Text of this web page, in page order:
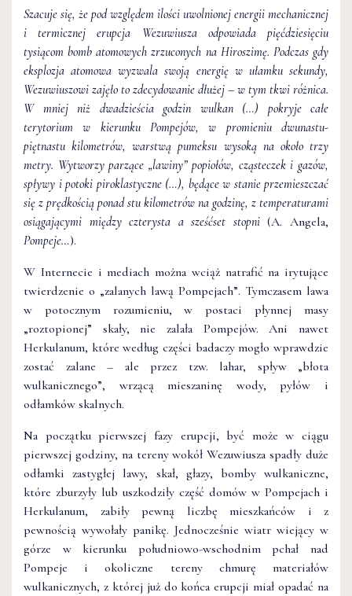
Szacuje się, że pod względem ilości uwolnionej energii mechanicznej
i termicznej erupcja Wezuwiusza odpowiada pięćdziesięciu
tysiącom bomb atomowych zrzuconych na Hiroszimę. Podczas gdy
eksplozja atomowa wyzwala swoją energię w ułamku sekundy,
Wezuwiuszowi zajęło to zdecydowanie dłużej – w tym tkwi różnica.
W mniej niż dwadzieścia godzin wulkan (…) pokryje całe
terytorium w kierunku Pompejów, w promieniu dwunastu-
piętnastu kilometrów, warstwą pumeksu wysoką na około trzy
metry. Wytworzy parzące „lawiny” popiołów, cząsteczek i gazów,
spływy i potoki piroklastyczne (…), będące w stanie przemieszczać
się z prędkością ponad stu kilometrów na godzinę, z temperaturami
osiągającymi między czterysta a sześćset stopni(A. Angela,
Pompeje…).
W Internecie i mediach można wciąż natrafić na irytujące
twierdzenie o „zalanych lawą Pompejach”. Tymczasem lawa
w potocznym rozumieniu, w postaci płynnej masy
„roztopionej” skały, nie zalała Pompejów. Ani nawet
Herkulanum, które według części badaczy mogło wprawdzie
zostać zalane – ale przez tzw. lahar, spływ „błota
wulkanicznego”, wrzącą mieszaninę wody, pyłów i
odłamków skalnych.
Na początku pierwszej fazy erupcji, być może w ciągu
pierwszej godziny, na tereny wokół Wezuwiusza spadły duże
odłamki zastygłej lawy, skał, głazy, bomby wulkaniczne,
które zburzyły lub uszkodziły część domów w Pompejach i
Herkulanum, zabiły pewną liczbę mieszkańców i z
pewnością wywołały panikę. Jednocześnie wiatr wiejący w
górze w kierunku południowo-wschodnim pchał nad
Pompeje i okoliczne tereny chmurę materiałów
wulkanicznych, z której już do końca erupcji miał opadać na